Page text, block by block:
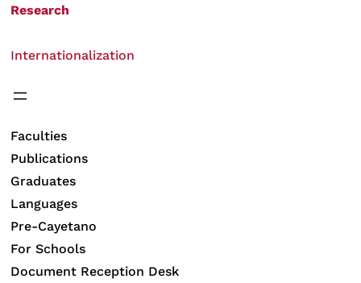
Research
Internationalization
Faculties
Publications
Graduates
Languages
Pre-Cayetano
For Schools
Document Reception Desk